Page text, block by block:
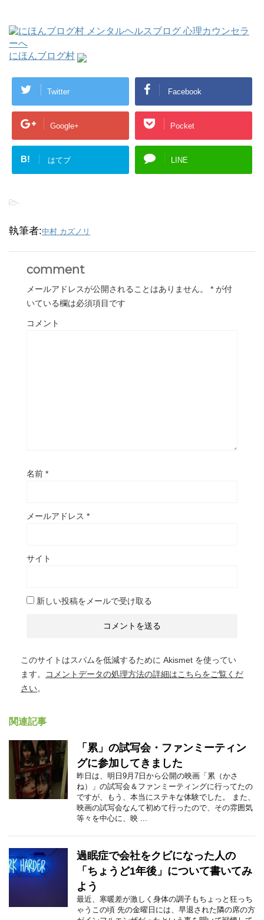
にほんブログ村
Twitter Facebook
Google+ Pocket
B! はてブ LINE
-
執筆者:中村 カズノリ
comment
メールアドレスが公開されることはありません。 * が付
いている欄は必須項目です
コメント
名前 *
メールアドレス *
サイト
新しい投稿をメールで受け取る
このサイトはスパムを低減するために Akismet を使ってい
ます。
コメントデータの処理方法の詳細はこちらをご覧くだ
さい。
関連記事
「累」の試写会・ファンミーティン
グに参加してきました
昨日は、明日9月7日から公開の映画「累（かさ
ね）」の試写会＆ファンミーティングに行ってたの
ですが、もう、本当にステキな体験でした。 また、
映画の試写会なんて初めて行ったので、その雰囲気
等々を中心に、映 ...
過眠症で会社をクビになった人の
「ちょうど1年後」について書いてみ
よう
最近、寒暖差が激しく身体の調子もちょっと狂っち
ゃうこの頃 先の金曜日には、早退された隣の席の方